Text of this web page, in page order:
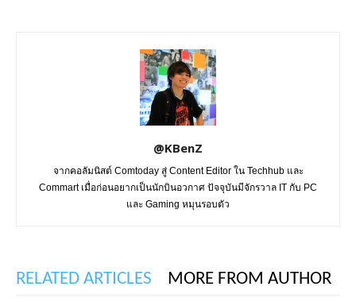
@KBenZ
จากคอลัมนิสต์ Comtoday สู่ Content Editor ใน Techhub และ
Commart เมื่อก่อนอยากเป็นนักบินอวกาศ ปัจจุบันมีจักรวาล IT กับ PC
และ Gaming หมุนรอบตัว
RELATED ARTICLES MORE FROM AUTHOR